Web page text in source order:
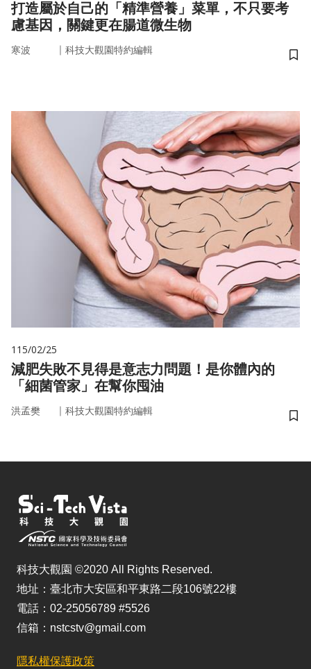
打造屬於自己的「精準營養」菜單，不只要考
慮基因，關鍵更在腸道微生物
寒波 ｜ 科技大觀園特約編輯
儲
115/02/25
減肥失敗不見得是意志力問題！是你體內的
「細菌管家」在幫你囤油
洪孟樊 ｜ 科技大觀園特約編輯
儲
科技大觀園 ©2020 All Rights Reserved.
地址：臺北市大安區和平東路二段106號22樓
電話：02-25056789 #5526
信箱：nstcstv@gmail.com
隱私權保護政策